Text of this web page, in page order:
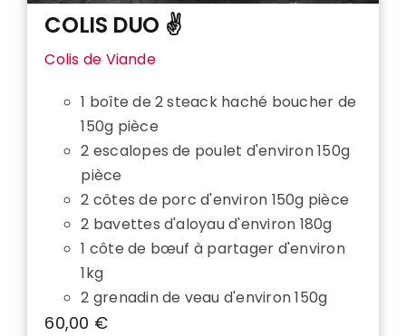
COLIS DUO ✌️
Colis de Viande
1 boîte de 2 steack haché boucher de
150g pièce
2 escalopes de poulet d'environ 150g
pièce
2 côtes de porc d'environ 150g pièce
2 bavettes d'aloyau d'environ 180g
1 côte de bœuf à partager d'environ
1kg
2 grenadin de veau d'environ 150g
60,00 €